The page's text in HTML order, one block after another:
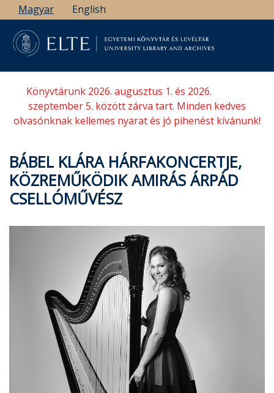
Ugrás
a
tartalomra
Magyar English
Könyvtárunk 2026. augusztus 1. és 2026.
szeptember 5. között zárva tart. Minden kedves
olvasónknak kellemes nyarat és jó pihenést kívánunk!
BÁBEL KLÁRA HÁRFAKONCERTJE,
KÖZREMŰKÖDIK AMIRÁS ÁRPÁD
CSELLÓMŰVÉSZ